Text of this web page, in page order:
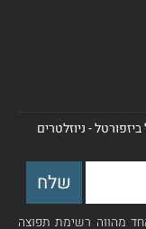
- ניוזלטרים
מהווה רשימת תפוצה